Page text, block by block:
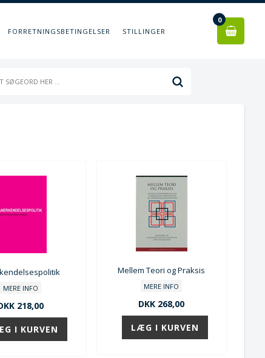
FORRETNINGSBETINGELSER STILLINGER
0
MERE INFO
218,00
Mellem Teori og Praksis
MERE INFO
DKK 268,00